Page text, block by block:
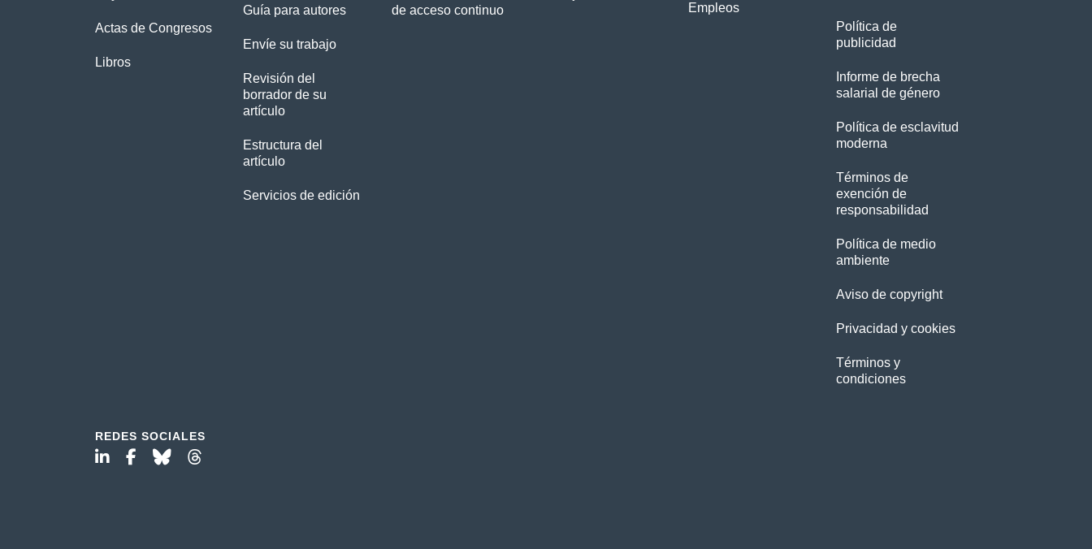
Actas de Congresos
Libros
Guía para autores
Envíe su trabajo
Revisión del
borrador de su
artículo
Estructura del
artículo
Servicios de edición
de acceso continuo
Empleos
Política de
publicidad
Informe de brecha
salarial de género
Política de esclavitud
moderna
Términos de
exención de
responsabilidad
Política de medio
ambiente
Aviso de copyright
Privacidad y cookies
Términos y
condiciones
REDES SOCIALES